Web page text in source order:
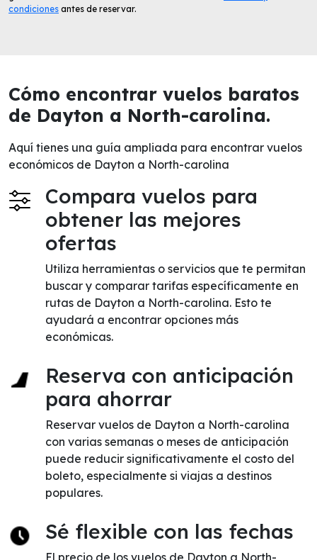
condiciones antes de reservar.
Cómo encontrar vuelos baratos
de Dayton a North-carolina.
Aquí tienes una guía ampliada para encontrar vuelos
económicos de Dayton a North-carolina
Compara vuelos para
obtener las mejores
ofertas
Utiliza herramientas o servicios que te permitan
buscar y comparar tarifas específicamente en
rutas de Dayton a North-carolina. Esto te
ayudará a encontrar opciones más
económicas.
Reserva con anticipación
para ahorrar
Reservar vuelos de Dayton a North-carolina
con varias semanas o meses de anticipación
puede reducir significativamente el costo del
boleto, especialmente si viajas a destinos
populares.
Sé flexible con las fechas
El precio de los vuelos de Dayton a North-